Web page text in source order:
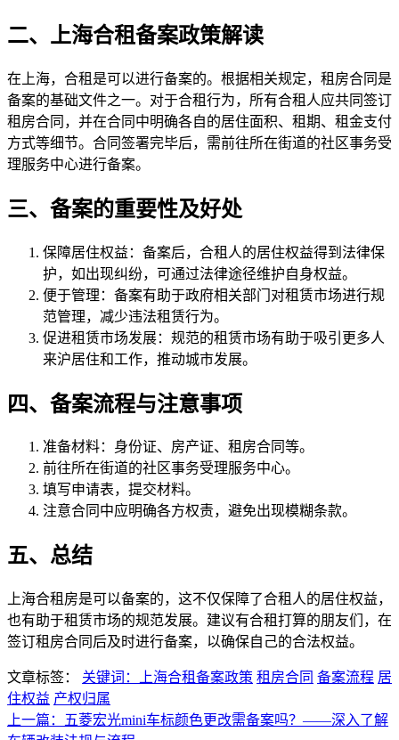
二、上海合租备案政策解读
在上海，合租是可以进行备案的。根据相关规定，租房合同是
备案的基础文件之一。对于合租行为，所有合租人应共同签订
租房合同，并在合同中明确各自的居住面积、租期、租金支付
方式等细节。合同签署完毕后，需前往所在街道的社区事务受
理服务中心进行备案。
三、备案的重要性及好处
保障居住权益：备案后，合租人的居住权益得到法律保
护，如出现纠纷，可通过法律途径维护自身权益。
便于管理：备案有助于政府相关部门对租赁市场进行规
范管理，减少违法租赁行为。
促进租赁市场发展：规范的租赁市场有助于吸引更多人
来沪居住和工作，推动城市发展。
四、备案流程与注意事项
准备材料：身份证、房产证、租房合同等。
前往所在街道的社区事务受理服务中心。
填写申请表，提交材料。
注意合同中应明确各方权责，避免出现模糊条款。
五、总结
上海合租房是可以备案的，这不仅保障了合租人的居住权益，
也有助于租赁市场的规范发展。建议有合租打算的朋友们，在
签订租房合同后及时进行备案，以确保自己的合法权益。
文章标签： 关键词：上海合租备案政策 租房合同 备案流程 居
住权益 产权归属
上一篇：五菱宏光mini车标颜色更改需备案吗？——深入了解